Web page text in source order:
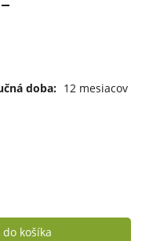
doba: 12 mesiacov